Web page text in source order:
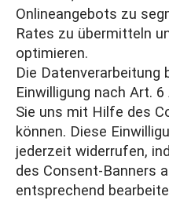
Onlineangebots zu
Rates zu übermitteln
optimieren.
Die Datenverarbeitung
Einwilligung nach Art. 6
Sie uns mit Hilfe des
können. Diese
jederzeit widerrufen,
des Consent-Banners
entsprechend